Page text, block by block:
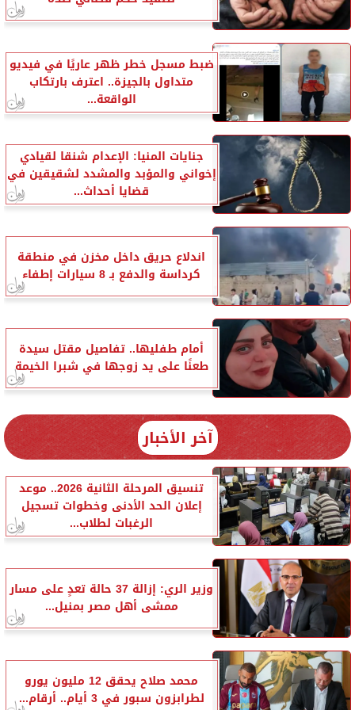
ضبط مسجل خطر ظهر عاريًا في فيديو
متداول بالجيزة.. اعترف بارتكاب
الواقعة...
جنايات المنيا: الإعدام شنقا لقيادي
إخواني والمؤبد والمشدد لشقيقين في
قضايا أحداث...
اندلاع حريق داخل مخزن في منطقة
كرداسة والدفع بـ 8 سيارات إطفاء
أمام طفليها.. تفاصيل مقتل سيدة
طعنًا على يد زوجها في شبرا الخيمة
آخر الأخبار
تنسيق المرحلة الثانية 2026.. موعد
إعلان الحد الأدنى وخطوات تسجيل
الرغبات لطلاب...
وزير الري: إزالة 37 حالة تعدٍ على مسار
ممشى أهل مصر بمنيل...
محمد صلاح يحقق 12 مليون يورو
لطرابزون سبور في 3 أيام.. أرقام...